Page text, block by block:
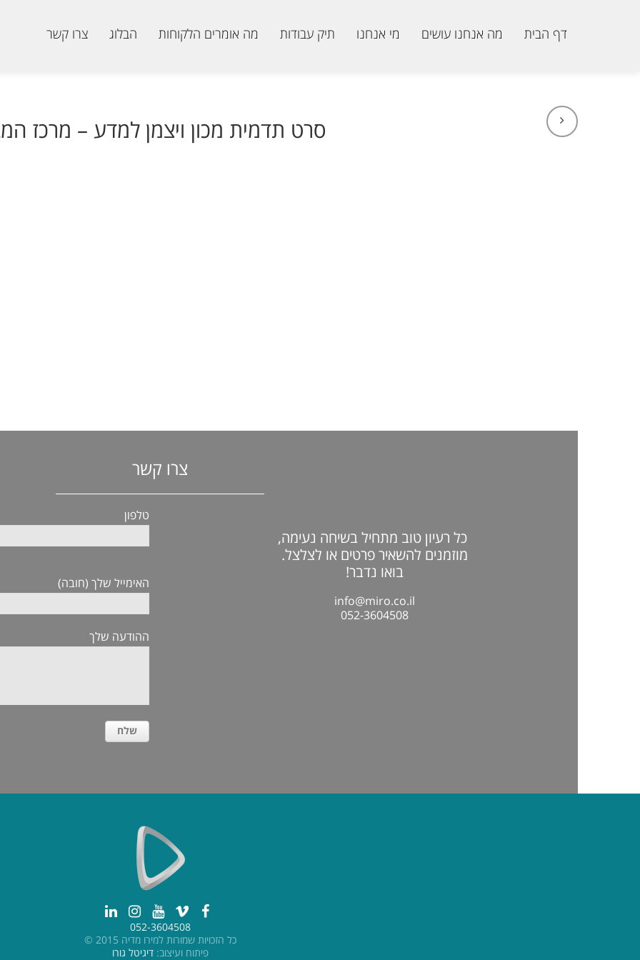
דף הבית מה אנחנו עושים מי אנחנו תיק עבודות מה אומרים הלקוחות הבלוג צרו קשר
סרט תדמית מכון ויצמן למדע – מרכז
צרו קשר
טלפון
האימייל שלך (חובה)
ההודעה שלך
כל רעיון טוב מתחיל בשיחה נעימה,
מוזמנים להשאיר פרטים או לצלצל.
בואו נדבר!
info@miro.co.il
052-3604508
052-3604508
כל הזכויות שמורות למירו מדיה 2015 ©
פיתוח ועיצוב:דיגיטל גורו